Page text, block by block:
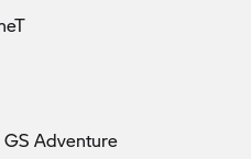
Adventure